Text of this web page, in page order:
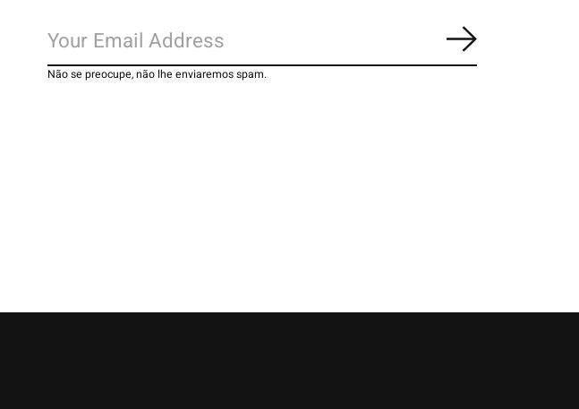
Inscrever-se
Não se preocupe, não lhe enviaremos spam.